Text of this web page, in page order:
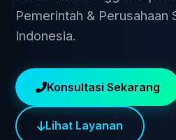
Pemerintah & Perusahaan
Indonesia.
Konsultasi Sekarang
Lihat Layanan